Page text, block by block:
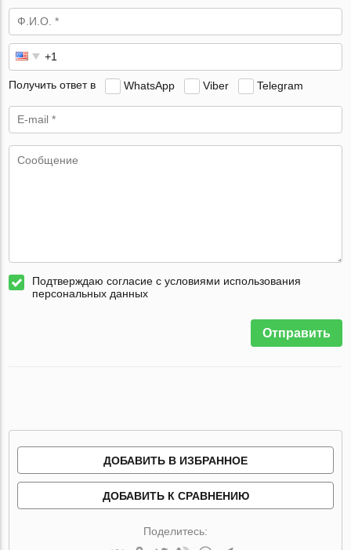
Получить ответ в WhatsApp Viber Telegram
Подтверждаю согласие с условиями использования
персональных данных
Отправить
ДОБАВИТЬ В ИЗБРАННОЕ
ДОБАВИТЬ К СРАВНЕНИЮ
Поделитесь: